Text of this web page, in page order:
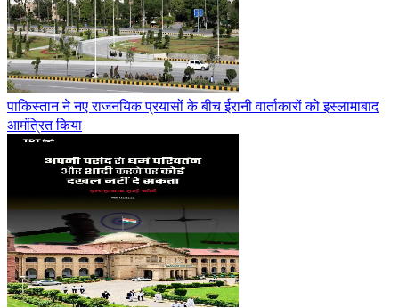
पाकिस्तान ने नए राजनयिक प्रयासों के बीच ईरानी वार्ताकारों को इस्लामाबाद
आमंत्रित किया